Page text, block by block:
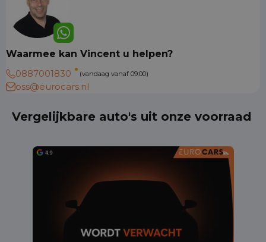
Waarmee kan Vincent u helpen?
0887001830
(vandaag vanaf 09:00)
oss@eurocars.nl
Vergelijkbare auto's uit onze voorraad